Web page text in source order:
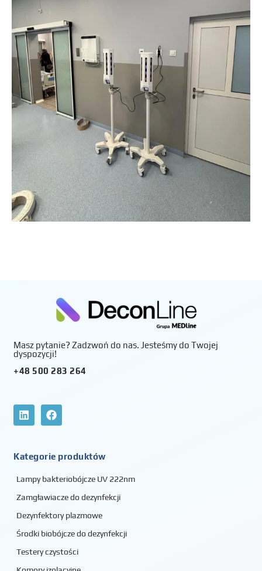
Masz pytanie? Zadzwoń do nas. Jesteśmy do Twojej
dyspozycji!
+48 500 283 264
Kategorie produktów
Lampy bakteriobójcze UV 222nm
Zamgławiacze do dezynfekcji
Dezynfektory plazmowe
Środki biobójcze do dezynfekcji
Testery czystości